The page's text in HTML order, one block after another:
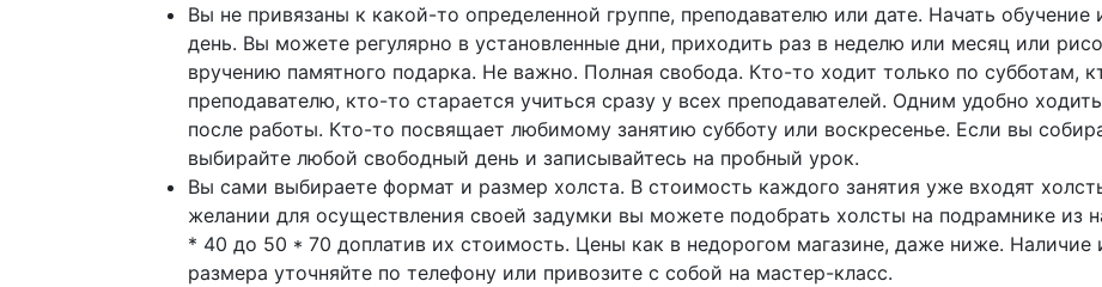
Вы не привязаны к какой-то определенной группе, преподавателю или дате. Начать
день. Вы можете регулярно в установленные дни, приходить раз в неделю или месяц или
вручению памятного подарка. Не важно. Полная свобода. Кто-то ходит только по субботам,
преподавателю, кто-то старается учиться сразу у всех преподавателей. Одним удобно
после работы. Кто-то посвящает любимому занятию субботу или воскресенье. Если вы
выбирайте любой свободный день и записывайтесь на пробный урок.
Вы сами выбираете формат и размер холста. В стоимость каждого занятия уже входят
желании для осуществления своей задумки вы можете подобрать холсты на подрамнике из
* 40 до 50 * 70 доплатив их стоимость. Цены как в недорогом магазине, даже ниже. Наличие
размера уточняйте по телефону или привозите с собой на мастер-класс.